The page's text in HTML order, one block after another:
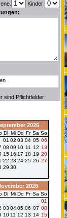
Kinder
sind Pflichtfelder
2026
Di Mi Do Fr Sa So
01 02 03 04 05 06
08 09 10 11 12 13
15 16 17 18 19 20
22 23 24 25 26 27
29 30
2026
Di Mi Do Fr Sa So
01
03 04 05 06 07 08
10 11 12 13 14 15